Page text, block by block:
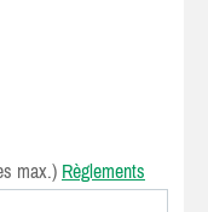
max.) Règlements